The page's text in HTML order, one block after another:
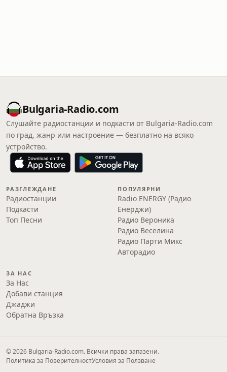
Bulgaria-Radio.com
Слушайте радиостанции и подкасти от Bulgaria-Radio.com
по град, жанр или настроение — безплатно на всяко
устройство.
РАЗГЛЕЖДАНЕ
Радиостанции
Подкасти
Топ Песни
ПОПУЛЯРНИ
Radio ENERGY (Радио
Енерджи)
Радио Вероника
Радио Веселина
Радио Парти Микс
Авторадио
ЗА НАС
За Нас
Добави станция
Джаджи
Обратна Връзка
© 2026 Bulgaria-Radio.com. Всички права запазени.
Политика за ПоверителностУсловия за Ползване